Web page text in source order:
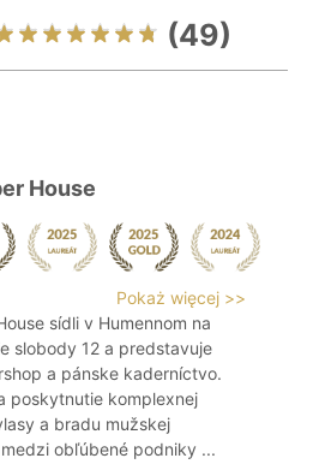
(49)
House
Pokaż więcej >>
sídli v Humennom na
slobody 12 a predstavuje
a pánske kaderníctvo.
poskytnutie komplexnej
a bradu mužskej
obľúbené podniky ...